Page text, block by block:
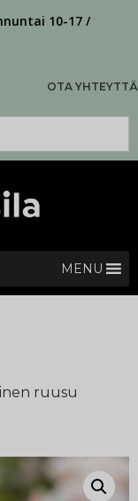
10-17 /
OTA YHTEYTTÄ
MENU
ruusu